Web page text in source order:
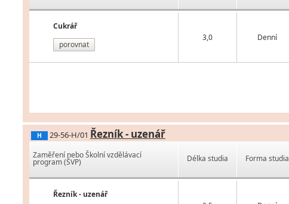
Cukrář
porovnat
3,0 Denní
H 29-56-H/01 Řezník - uzenář
Zaměření nebo Školní vzdělávací
program (ŠVP)
Řezník - uzenář
Délka studia Forma studia